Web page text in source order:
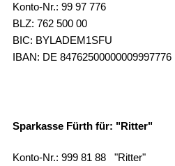
Konto-Nr.: 99 97 776
BLZ: 762 500 00
BIC: BYLADEM1SFU
IBAN: DE 84762500000009997776
Sparkasse Fürth für: "Ritter"
Konto-Nr.: 999 81 88 "Ritter"